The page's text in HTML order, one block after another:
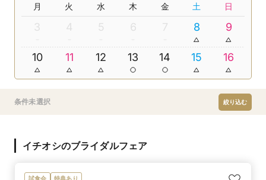
月 火 水 木 金 土 日
3 4 5 6 7 8 9
10 11 12 13 14 15 16
条件未選択 絞り込む
イチオシのブライダルフェア
試食会 特典あり